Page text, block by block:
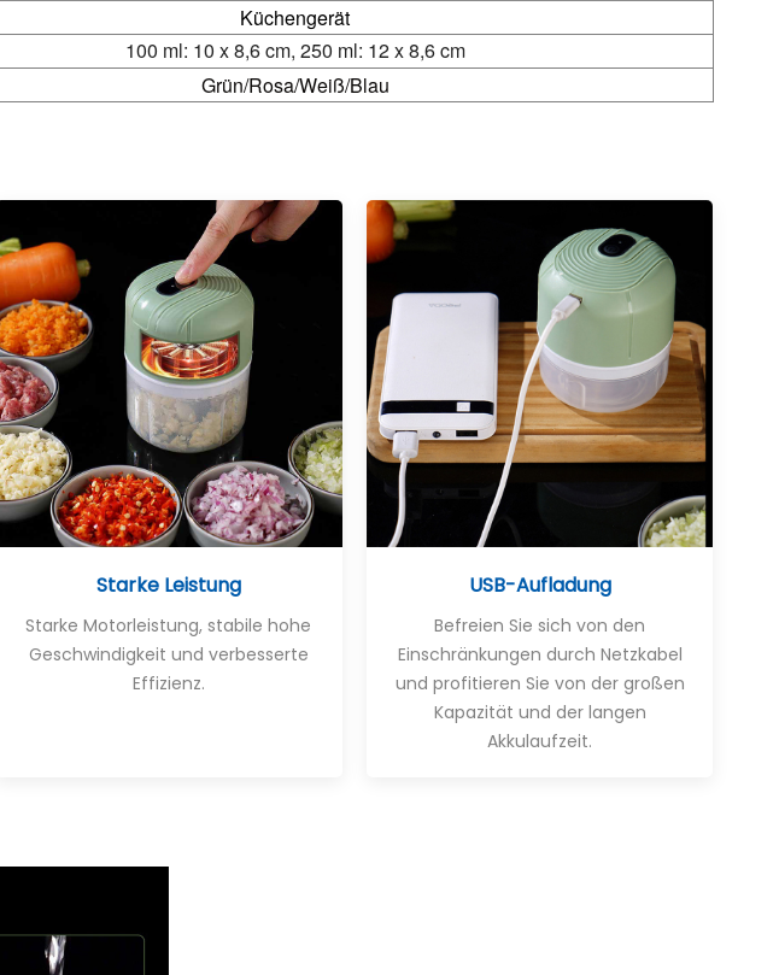
Küchengerät
100 ml: 10 x 8,6 cm, 250 ml: 12 x 8,6 cm
Grün/Rosa/Weiß/Blau
Starke Leistung
Starke Motorleistung, stabile hohe
Geschwindigkeit und verbesserte
Effizienz.
USB-Aufladung
Befreien Sie sich von den
Einschränkungen durch Netzkabel
und profitieren Sie von der großen
Kapazität und der langen
Akkulaufzeit.